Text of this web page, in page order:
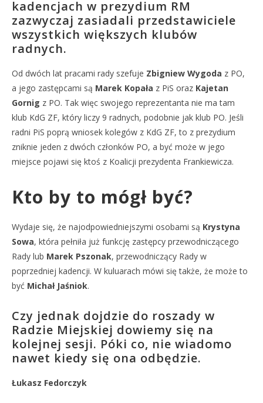
kadencjach w prezydium RM
zazwyczaj zasiadali przedstawiciele
wszystkich większych klubów
radnych.
Od dwóch lat pracami rady szefuje Zbigniew Wygoda z PO,
a jego zastępcami są Marek Kopała z PiS oraz Kajetan
Gornig z PO. Tak więc swojego reprezentanta nie ma tam
klub KdG ZF, który liczy 9 radnych, podobnie jak klub PO. Jeśli
radni PiS poprą wniosek kolegów z KdG ZF, to z prezydium
zniknie jeden z dwóch członków PO, a być może w jego
miejsce pojawi się ktoś z Koalicji prezydenta Frankiewicza.
Kto by to mógł być?
Wydaje się, że najodpowiedniejszymi osobami są Krystyna
Sowa, która pełniła już funkcję zastępcy przewodniczącego
Rady lub Marek Pszonak, przewodniczący Rady w
poprzedniej kadencji. W kuluarach mówi się także, że może to
być Michał Jaśniok.
Czy jednak dojdzie do roszady w
Radzie Miejskiej dowiemy się na
kolejnej sesji. Póki co, nie wiadomo
nawet kiedy się ona odbędzie.
Łukasz Fedorczyk